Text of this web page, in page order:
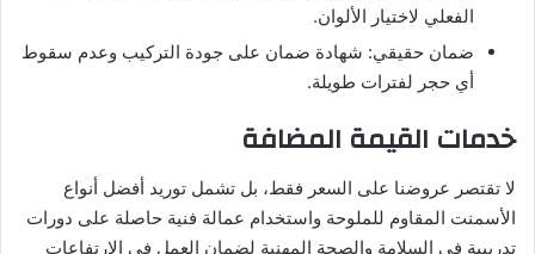
الفعلي لاختيار الألوان.
ضمان حقيقي: شهادة ضمان على جودة التركيب وعدم سقوط
أي حجر لفترات طويلة.
خدمات القيمة المضافة
لا تقتصر عروضنا على السعر فقط، بل تشمل توريد أفضل أنواع
الأسمنت المقاوم للملوحة واستخدام عمالة فنية حاصلة على دورات
تدريبية في السلامة والصحة المهنية لضمان العمل في الارتفاعات